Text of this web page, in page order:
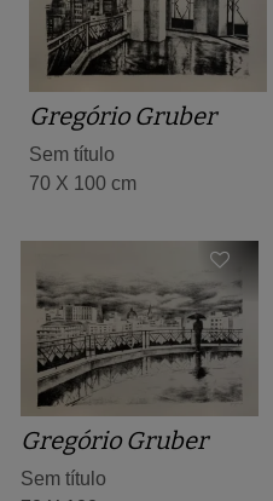
Gregório Gruber
Sem título
70 X 100 cm
Gregório Gruber
Sem título